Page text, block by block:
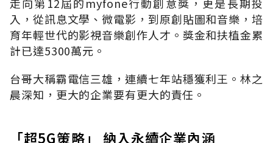
入，從訊息文學、微電影，到原創貼圖和音樂，培
育年輕世代的影視音樂創作人才。獎金和扶植金累
計已達5300萬元。
台哥大稱霸電信三雄，連續七年站穩獲利王。林之
晨深知，更大的企業要有更大的責任。
「超5G策略」 納入永續企業內涵